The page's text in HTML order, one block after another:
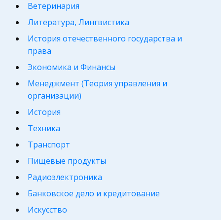
Ветеринария
Литература, Лингвистика
История отечественного государства и
права
Экономика и Финансы
Менеджмент (Теория управления и
организации)
История
Техника
Транспорт
Пищевые продукты
Радиоэлектроника
Банковское дело и кредитование
Искусство